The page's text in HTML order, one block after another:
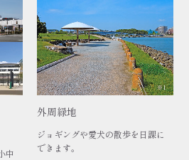
中
※1
外周緑地
ジョギングや愛犬の散歩を日課に
できます。